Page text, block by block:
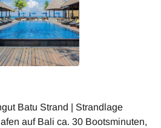
Batu Strand | Strandlage
auf Bali ca. 30 Bootsminuten,